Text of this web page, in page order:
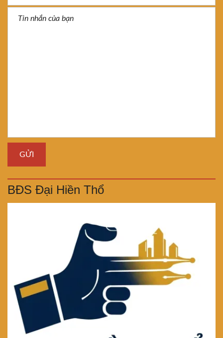
BĐS Đại Hiền Thổ